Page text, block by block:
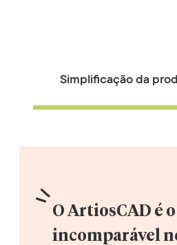
Simplificação da
O ArtiosCAD é
incomparável